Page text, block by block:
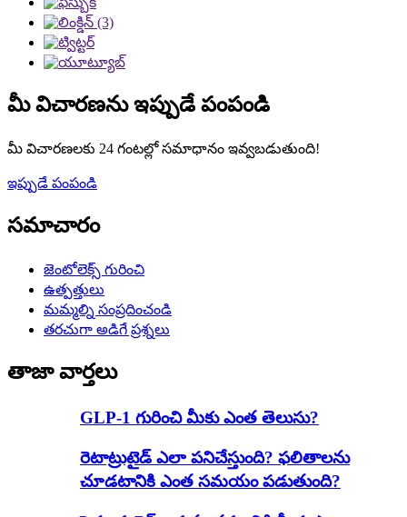
మీ విచారణను ఇప్పుడే పంపండి
మీ విచారణలకు 24 గంటల్లో సమాధానం ఇవ్వబడుతుంది!
ఇప్పుడే పంపండి
సమాచారం
జెంటోలెక్స్ గురించి
ఉత్పత్తులు
మమ్మల్ని సంప్రదించండి
తరచుగా అడిగే ప్రశ్నలు
తాజా వార్తలు
GLP-1 గురించి మీకు ఎంత తెలుసు?
రెటాట్రుటైడ్ ఎలా పనిచేస్తుంది? ఫలితాలను
చూడటానికి ఎంత సమయం పడుతుంది?